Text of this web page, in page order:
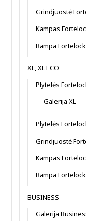
Grindjuostė
Kampas
Rampa
XL, XL ECO
Plytelės
Galerija XL
Plytelės
Grindjuostė
Kampas
Rampa
BUSINESS
Galerija